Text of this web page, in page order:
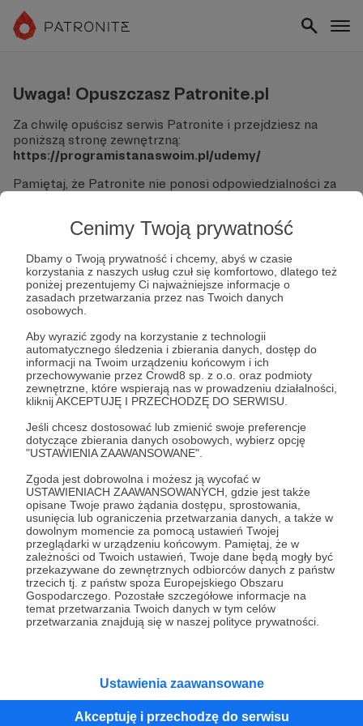
Cenimy Twoją prywatność
Dbamy o Twoją prywatność i chcemy, abyś w czasie
korzystania z naszych usług czuł się komfortowo, dlatego też
poniżej prezentujemy Ci najważniejsze informacje o
zasadach przetwarzania przez nas Twoich danych
osobowych.
Aby wyrazić zgody na korzystanie z technologii
automatycznego śledzenia i zbierania danych, dostęp do
informacji na Twoim urządzeniu końcowym i ich
przechowywanie przez Crowd8 sp. z o.o. oraz podmioty
zewnętrzne, które wspierają nas w prowadzeniu działalności,
kliknij AKCEPTUJĘ I PRZECHODZĘ DO SERWISU.
Jeśli chcesz dostosować lub zmienić swoje preferencje
dotyczące zbierania danych osobowych, wybierz opcję
"USTAWIENIA ZAAWANSOWANE".
Zgoda jest dobrowolna i możesz ją wycofać w
USTAWIENIACH ZAAWANSOWANYCH, gdzie jest także
opisane Twoje prawo żądania dostępu, sprostowania,
usunięcia lub ograniczenia przetwarzania danych, a także w
dowolnym momencie za pomocą ustawień Twojej
przeglądarki w urządzeniu końcowym. Pamiętaj, że w
zależności od Twoich ustawień, Twoje dane będą mogły być
przekazywane do zewnętrznych odbiorców danych z państw
trzecich tj. z państw spoza Europejskiego Obszaru
Gospodarczego. Pozostałe szczegółowe informacje na
temat przetwarzania Twoich danych w tym celów
przetwarzania znajdują się w naszej polityce prywatności.
Ustawienia zaawansowane
Akceptuję i przechodzę do serwisu
Uwaga! Opuszczasz Patronite.pl
Za chwilę opuścisz serwis Patronite i przejdziesz na
poniższą stronę zewnętrzną:
https://programistanaswoim.pl/udemy/
Pamiętaj, że Patronite nie ponosi odpowiedzialności za
Nie podawaj swoich danych logowania ani informacji
finansowych na podjerzanych stronach.
Sprawdź dokładnie adres URL, zanim klikniesz przycisk
"Tak, przejdź do strony".
Jeśli masz wątpliwości, wróć do Patronite i zweryfikuj
link.
Czy na pewno chcesz kontynuować?
Tak, przejdź do strony
Kategorie
O Patronite
Dodatkowe produkty
Pomoc
RegulaminPolityka prywatnościPatronite Commons
Unia Europejska